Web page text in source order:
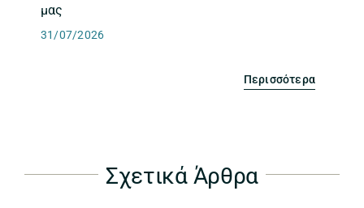
μας
31/07/2026
Περισσότερα
Σχετικά Άρθρα